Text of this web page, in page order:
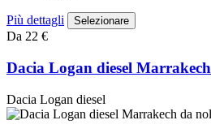
Più dettagli Selezionare
Da 22 €
Dacia Logan diesel Marrakech
Dacia Logan diesel